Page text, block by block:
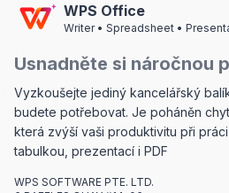
WPS Office
Writer • Spreadsheet •
Usnadněte si náročnou
Vyzkoušejte jediný kancelářský
budete potřebovat. Je poháněn
která zvýší vaši produktivitu při
tabulkou, prezentací i PDF
WPS SOFTWARE PTE. LTD.